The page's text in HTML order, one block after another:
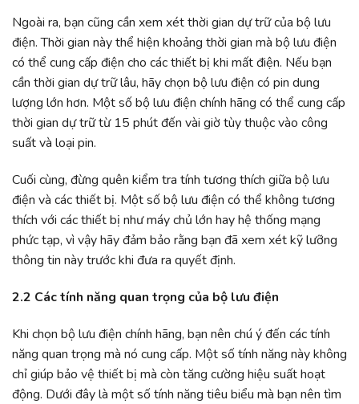
Ngoài ra, bạn cũng cần xem xét thời gian dự trữ của bộ lưu
điện. Thời gian này thể hiện khoảng thời gian mà bộ lưu điện
có thể cung cấp điện cho các thiết bị khi mất điện. Nếu bạn
cần thời gian dự trữ lâu, hãy chọn bộ lưu điện có pin dung
lượng lớn hơn. Một số bộ lưu điện chính hãng có thể cung cấp
thời gian dự trữ từ 15 phút đến vài giờ tùy thuộc vào công
suất và loại pin.
Cuối cùng, đừng quên kiểm tra tính tương thích giữa bộ lưu
điện và các thiết bị. Một số bộ lưu điện có thể không tương
thích với các thiết bị như máy chủ lớn hay hệ thống mạng
phức tạp, vì vậy hãy đảm bảo rằng bạn đã xem xét kỹ lưỡng
thông tin này trước khi đưa ra quyết định.
2.2 Các tính năng quan trọng của bộ lưu điện
Khi chọn bộ lưu điện chính hãng, bạn nên chú ý đến các tính
năng quan trọng mà nó cung cấp. Một số tính năng này không
chỉ giúp bảo vệ thiết bị mà còn tăng cường hiệu suất hoạt
động. Dưới đây là một số tính năng tiêu biểu mà bạn nên tìm